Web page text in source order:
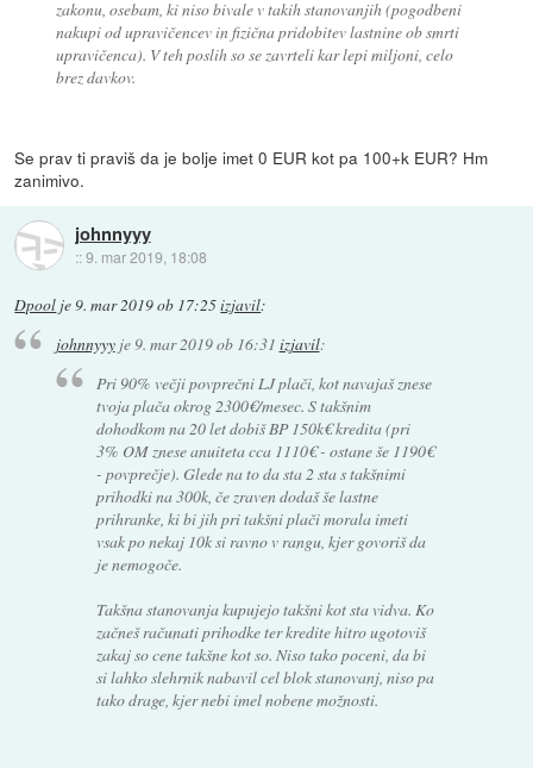
zakonu, osebam, ki niso bivale v takih stanovanjih (pogodbeni
nakupi od upravičencev in fizična pridobitev lastnine ob smrti
upravičenca). V teh poslih so se zavrteli kar lepi miljoni, celo
brez davkov.
Se prav ti praviš da je bolje imet 0 EUR kot pa 100+k EUR? Hm
zanimivo.
johnnyyy
::9. mar 2019, 18:08
Dpool je9. mar 2019 ob 17:25izjavil:
johnnyyyje9. mar 2019 ob 16:31 izjavil:
Pri 90% večji povprečni LJ plači, kot navajaš znese
tvoja plača okrog 2300€/mesec. S takšnim
dohodkom na 20 let dobiš BP 150k€ kredita (pri
3% OM znese anuiteta cca 1110€ - ostane še 1190€
- povprečje). Glede na to da sta 2 sta s takšnimi
prihodki na 300k, če zraven dodaš še lastne
prihranke, ki bi jih pri takšni plači morala imeti
vsak po nekaj 10k si ravno v rangu, kjer govoriš da
je nemogoče.
Takšna stanovanja kupujejo takšni kot sta vidva. Ko
začneš računati prihodke ter kredite hitro ugotoviš
zakaj so cene takšne kot so. Niso tako poceni, da bi
si lahko slehrnik nabavil cel blok stanovanj, niso pa
tako drage, kjer nebi imel nobene možnosti.